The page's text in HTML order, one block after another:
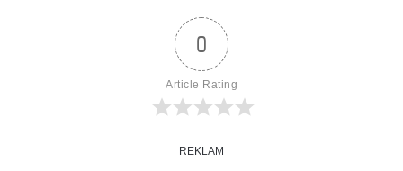
0
Article Rating
REKLAM